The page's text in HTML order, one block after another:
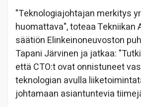
"Teknologiajohtajan merkitys
huomattava", toteaa Tekniikan
säätiön Elinkeinoneuvoston
Tapani Järvinen ja jatkaa:
että CTO:t ovat onnistuneet
teknologian avulla
johtamaan asiantuntevia